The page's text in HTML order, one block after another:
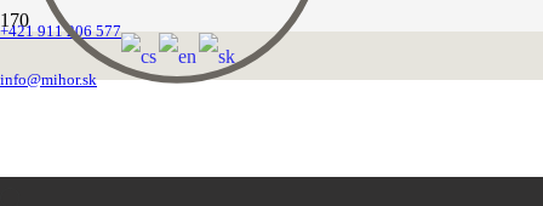
+421 911 206 577
info@mihor.sk
Domovská stránka
Nylonové s výšivkou